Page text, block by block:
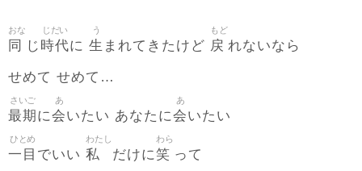
同
おな
じ 時代
じだい
に 生
う
まれてきたけど 戻
もど
れないなら
せめて せめて…
最期
さいご
に会
あ
いたい あなたに会
あ
いたい
一目
ひとめ
でいい 私
わたし
だけに笑
わら
って